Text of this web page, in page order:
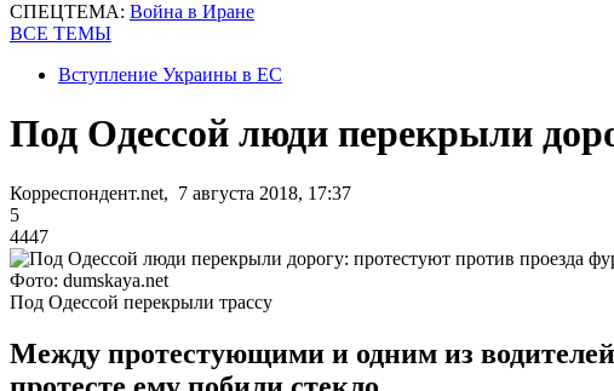
СПЕЦТЕМА: Война в Иране
ВСЕ ТЕМЫ
Вступление Украины в ЕС
Под Одессой люди перекрыли
Корреспондент.net, 7 августа 2018, 17:37
5
4447
Фото: dumskaya.net
Под Одессой перекрыли трассу
Между протестующими и одним из